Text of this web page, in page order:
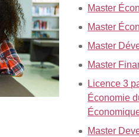
Master
Master
Master
Master
Licence 3
Économie
Master